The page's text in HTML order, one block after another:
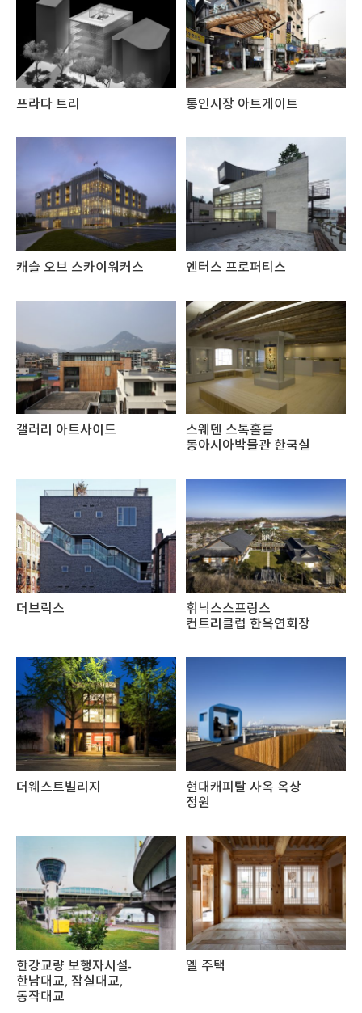
프라다 트리 통인시장 아트게이트
캐슬 오브 스카이워커스 엔터스 프로퍼티스
갤러리 아트사이드
스웨덴 스톡홀름
동아시아박물관 한국실
더브릭스
휘닉스스프링스
컨트리클럽 한옥연회장
더웨스트빌리지
현대캐피탈 사옥 옥상
정원
한강교량 보행자시설-
한남대교, 잠실대교,
동작대교
엘 주택